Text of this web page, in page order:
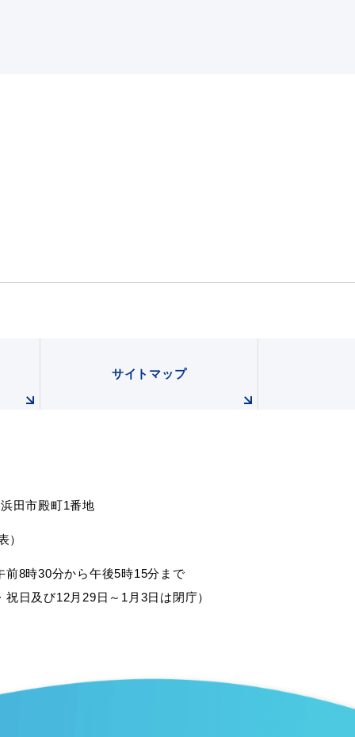
サイトマップ
田市殿町1番地
）
前8時30分から午後5時15分まで
祝日及び12月29日～1月3日は閉庁）